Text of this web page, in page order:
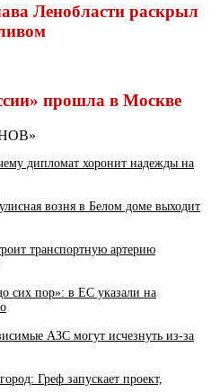
Ленобласти раскрыл
прошла в Москве
дипломат хоронит надежды на
возня в Белом доме выходит
транспортную артерию
сих пор»: в ЕС указали на
АЗС могут исчезнуть из-за
Греф запускает проект,